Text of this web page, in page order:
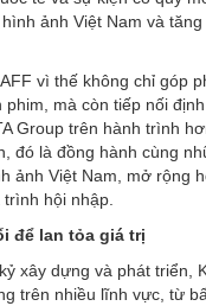
ảnh Việt Nam và
vì thế không chỉ góp
phim, mà còn tiếp nối
Group trên hành trình
đó là đồng hành cùng
ảnh Việt Nam, mở rộng
hội nhập.
để lan tỏa giá trị
xây dựng và phát triển,
trên nhiều lĩnh vực, từ